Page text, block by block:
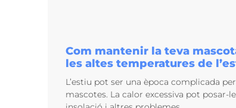
Com mantenir la teva
les altes temperatures de
L’estiu pot ser una època complicada
mascotes. La calor excessiva pot posar-